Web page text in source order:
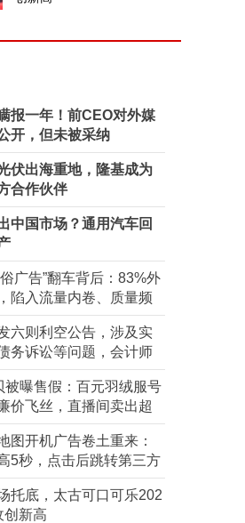
报一年！前CEO对外媒
开，但未被采纳
伏出海重地，隆基成为
合作伙伴
中国市场？通用汽车回
广告”翻车背后：83%外
陷入流量内卷、质量频
六则利空公告，涉及实
务诉讼等问题，会计师
“保留意见”
被曝售假：百元羽绒服号
价飞丝，直播间卖出超
图开机广告卷土重来：
5秒，点击后跳转第三方
托底，太古可口可乐202
创新高